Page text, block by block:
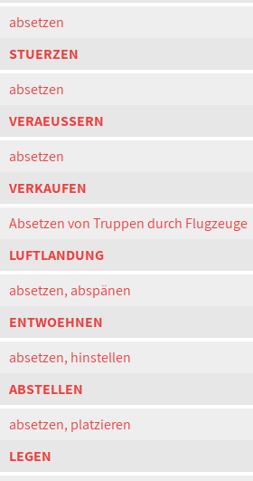
absetzen
STUERZEN
absetzen
VERAEUSSERN
absetzen
VERKAUFEN
Absetzen von Truppen durch Flugzeuge
LUFTLANDUNG
absetzen, abspänen
ENTWOEHNEN
absetzen, hinstellen
ABSTELLEN
absetzen, platzieren
LEGEN